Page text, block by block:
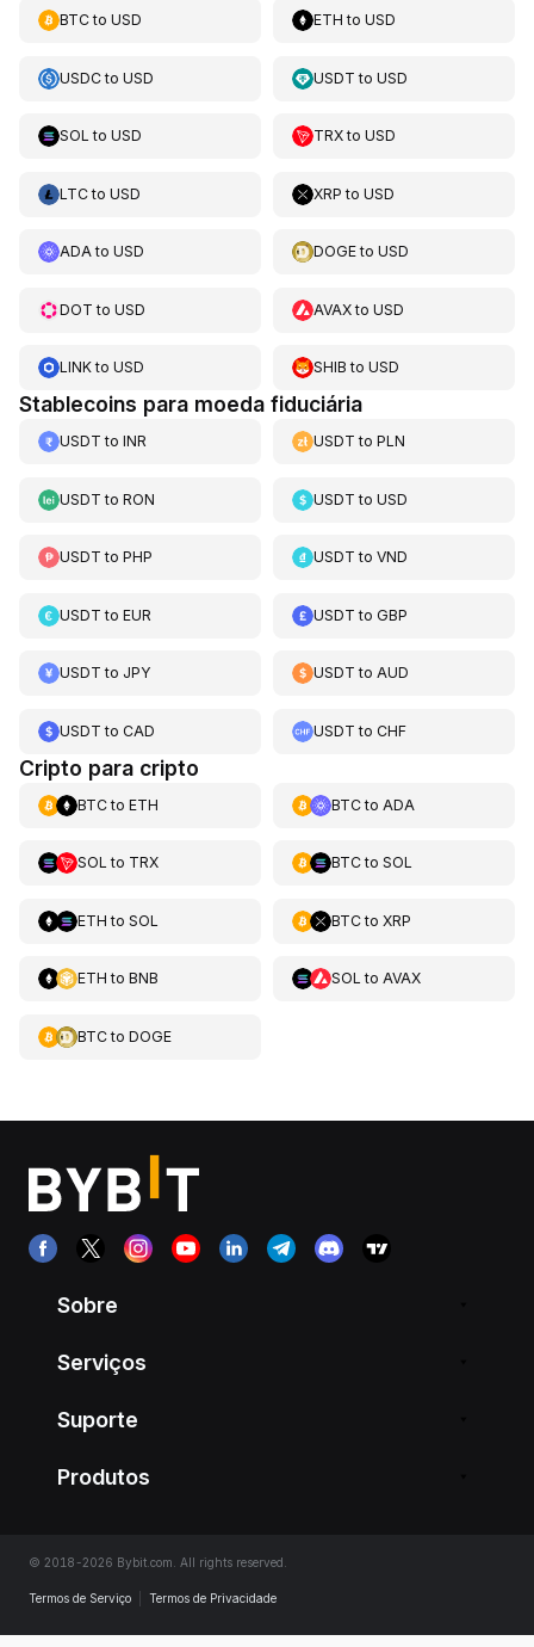
BTCto USD ETH toUSD
USDCto USD USDT toUSD
SOL to USD TRXtoUSD
LTCto USD XRP toUSD
ADAto USD DOGEtoUSD
DOT to USD AVAXtoUSD
LINKto USD SHIB toUSD
Stablecoins para moeda fiduciária
USDT to INR USDT toPLN
USDT to RON USDT toUSD
USDT to PHP USDT toVND
USDT to EUR USDT toGBP
USDT to JPY USDT toAUD
USDT to CAD USDT toCHF
Cripto para cripto
BTCto ETH BTCto ADA
SOL to TRX BTCto SOL
ETH to SOL BTCto XRP
ETH to BNB SOL to AVAX
BTCto DOGE
Sobre
Serviços
Suporte
Produtos
© 2018-2026 Bybit.com. All rights reserved.
Termos de Serviço Termos de Privacidade